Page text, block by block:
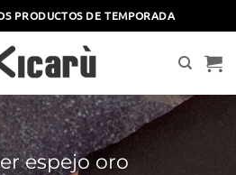
PRODUCTOS DE TEMPORADA
espejo oro